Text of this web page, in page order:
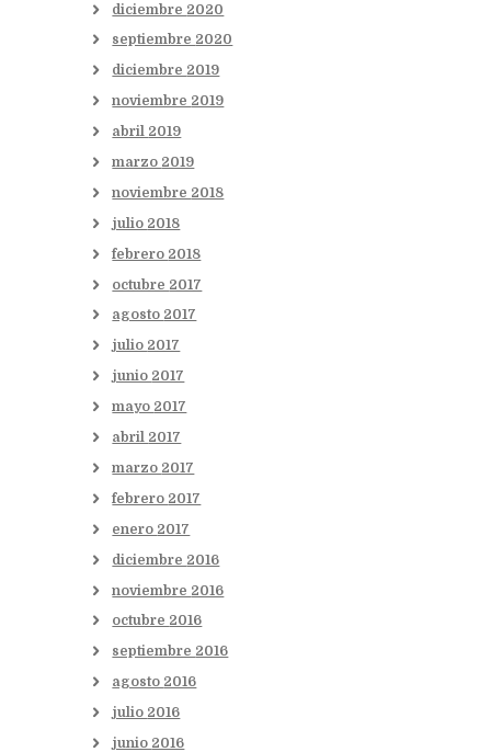
diciembre 2020
septiembre 2020
diciembre 2019
noviembre 2019
abril 2019
marzo 2019
noviembre 2018
julio 2018
febrero 2018
octubre 2017
agosto 2017
julio 2017
junio 2017
mayo 2017
abril 2017
marzo 2017
febrero 2017
enero 2017
diciembre 2016
noviembre 2016
octubre 2016
septiembre 2016
agosto 2016
julio 2016
junio 2016